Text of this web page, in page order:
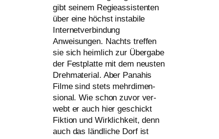
gibt sei­nem Regieassistenten
über eine höchst insta­bi­le
Internetverbindung
Anweisungen. Nachts tref­fen
sie sich heim­lich zur Übergabe
der Festplatte mit dem neus­ten
Drehmaterial. Aber Panahis
Filme sind stets mehr­di­men­
sio­nal. Wie schon zuvor ver­
webt er auch hier geschickt
Fiktion und Wirklichkeit, denn
auch das länd­li­che Dorf ist